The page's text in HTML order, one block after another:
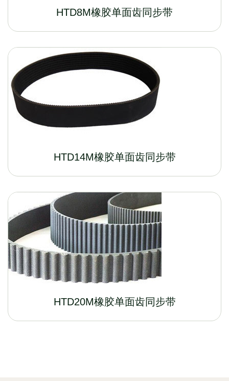
HTD8M橡胶单面齿同步带
HTD14M橡胶单面齿同步带
HTD20M橡胶单面齿同步带